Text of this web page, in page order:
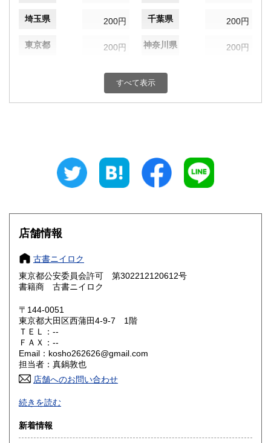
埼玉県 200円 千葉県 200円
東京都 200円 神奈川県 200円
200円 富山県
200円 三重県
大阪府
奈良県
鳥取県 200円 島根県
岡山県
山口県
香川県 200円
高知県 200円
佐賀県
熊本県 200円 大分県 200円
すべて表示
店舗情報
古書ニイロク
東京都公安委員会許可 第302212120612号
書籍商 古書ニイロク
〒144-0051
東京都大田区西蒲田4-9-7 1階
ＴＥＬ：--
ＦＡＸ：--
Email：kosho262626@gmail.com
担当者：真鍋敦也
店舗へのお問い合わせ
最寄駅：蒲田駅
営業時間：-
続きを読む
新着情報